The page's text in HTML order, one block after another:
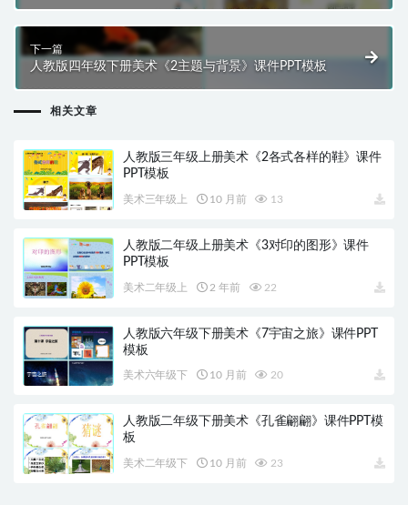
下一篇
人教版四年级下册美术《2主题与背景》课件PPT模板
相关文章
人教版三年级上册美术《2各式各样的鞋》课件
PPT模板
美术三年级上 10 月前 13
人教版二年级上册美术《3对印的图形》课件
PPT模板
美术二年级上 2 年前 22
人教版六年级下册美术《7宇宙之旅》课件PPT
模板
美术六年级下 10 月前 20
人教版二年级下册美术《孔雀翩翩》课件PPT模
板
美术二年级下 10 月前 23